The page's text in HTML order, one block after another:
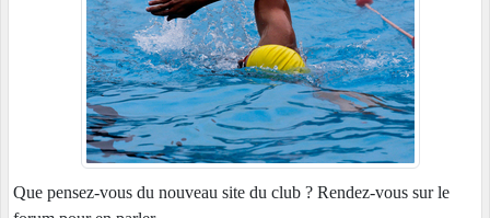
Que pensez-vous du nouveau site du club ? Rendez-vous sur le